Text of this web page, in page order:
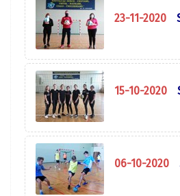
23-11-2020
15-10-2020
06-10-2020